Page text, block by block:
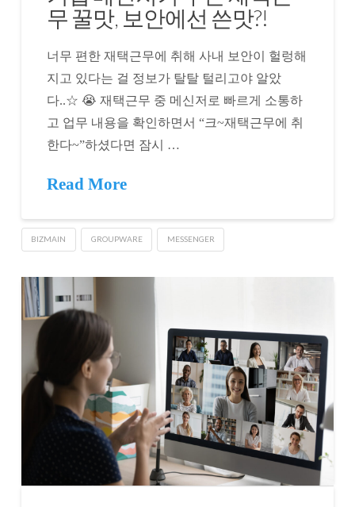
무 꿀맛, 보안에선 쓴맛?!
너무 편한 재택근무에 취해 사내 보안이 헐렁해
지고 있다는 걸 정보가 탈탈 털리고야 알았
다..☆ 😭 재택근무 중 메신저로 빠르게 소통하
고 업무 내용을 확인하면서 “크~재택근무에 취
한다~”하셨다면 잠시 …
Read More
BIZMAIN GROUPWARE MESSENGER